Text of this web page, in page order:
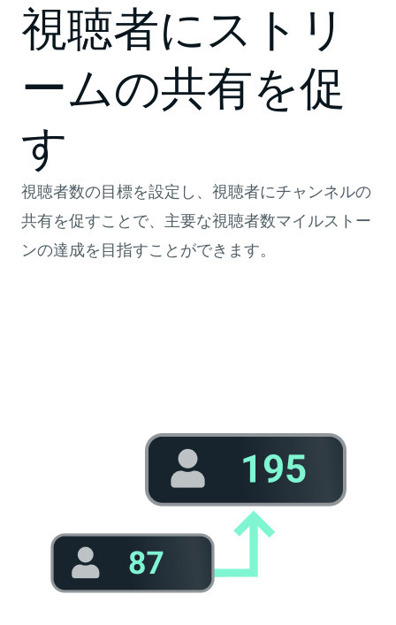
視聴者にストリ
ームの共有を促
す
視聴者数の目標を設定し、視聴者にチャンネルの
共有を促すことで、主要な視聴者数マイルストー
ンの達成を目指すことができます。